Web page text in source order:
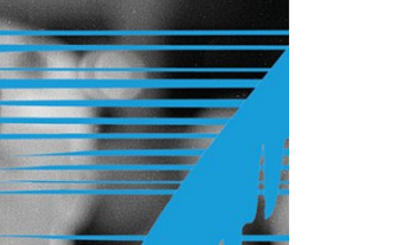
KULTUR- & MEDIENMANAGEMENT
HOCHSCHULE
STUDIUM
PROMOTION, FORSCHUNG & TRANSFER
Service
Netzwerk